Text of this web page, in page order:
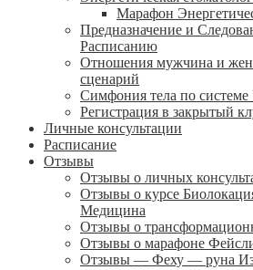
Марафон
Предназначение и
Расписанию
Отношения мужчина и
сценарий
Симфония тела по
Регистрация в закрытый
Личные консультации
Расписание
Отзывы
Отзывы о личных
Отзывы о курсе
Медицина
Отзывы о
Отзывы о марафоне
Отзывы — Феху — руна